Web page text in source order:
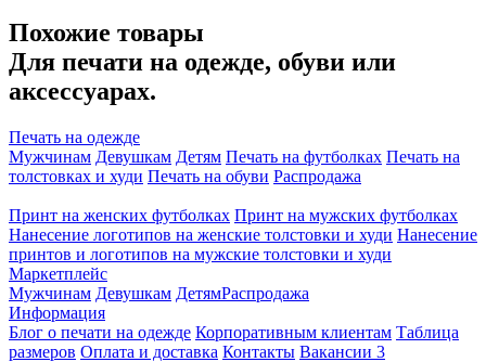
Похожие товары
Для печати на одежде, обуви или
аксессуарах.
Печать на одежде
Мужчинам Девушкам Детям Печать на футболках Печать на
толстовках и худи Печать на обуви Распродажа
Принт на женских футболках Принт на мужских футболках
Нанесение логотипов на женские толстовки и худи Нанесение
принтов и логотипов на мужские толстовки и худи
Маркетплейс
Мужчинам Девушкам ДетямРаспродажа
Информация
Блог о печати на одежде Корпоративным клиентам Таблица
размеров Оплата и доставка Контакты Вакансии 3